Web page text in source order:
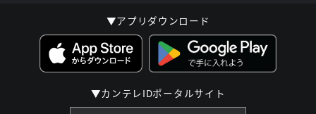
▼アプリダウンロード
▼カンテレIDポータルサイト